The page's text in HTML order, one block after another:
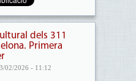
dels 311
Primera
02/2026 - 11:12